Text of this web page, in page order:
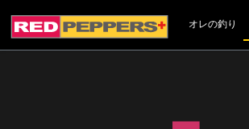
オレの釣り